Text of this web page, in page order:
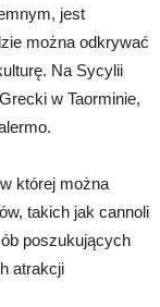
jest
można odkrywać
Na Sycylii
w Taorminie,
której można
takich jak cannoli
poszukujących
atrakcji